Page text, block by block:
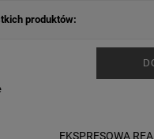
produktów:
EKSPRESOWA